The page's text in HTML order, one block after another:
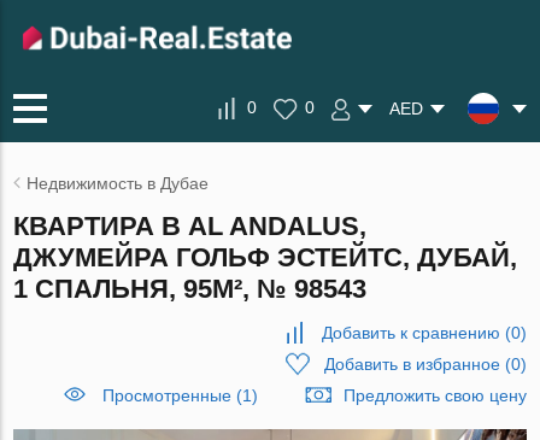
0 0 AED
Недвижимость в Дубае
КВАРТИРА В AL ANDALUS,
ДЖУМЕЙРА ГОЛЬФ ЭСТЕЙТС, ДУБАЙ,
1 СПАЛЬНЯ, 95М², № 98543
Добавить к сравнению (0)
Добавить в избранное(0)
Просмотренные (1)
Предложить свою цену